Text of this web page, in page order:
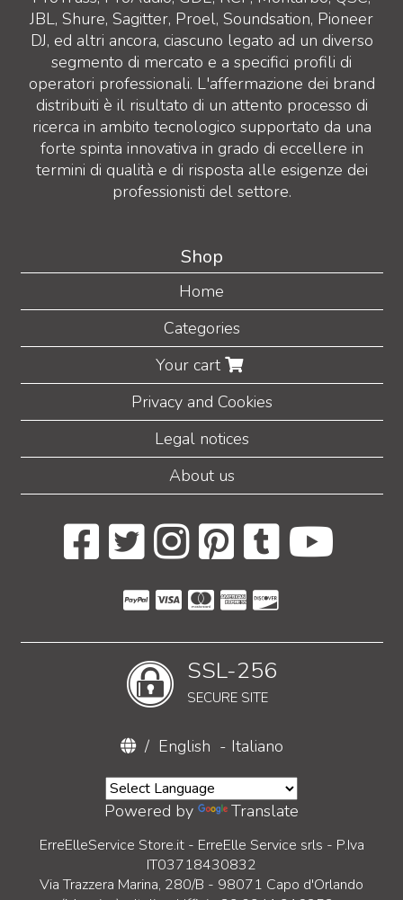
JBL, Shure, Sagitter, Proel, Soundsation, Pioneer
DJ, ed altri ancora, ciascuno legato ad un diverso
segmento di mercato e a specifici profili di
operatori professionali. L'affermazione dei brand
distribuiti è il risultato di un attento processo di
ricerca in ambito tecnologico supportato da una
forte spinta innovativa in grado di eccellere in
termini di qualità e di risposta alle esigenze dei
professionisti del settore.
Shop
Home
Categories
Your cart
Privacy and Cookies
Legal notices
About us
SSL-256
SECURE SITE
/ English - Italiano
Powered by Translate
ErreElleService Store.it - ErreElle Service srls - P.Iva
IT03718430832
Via Trazzera Marina, 280/B - 98071 Capo d'Orlando